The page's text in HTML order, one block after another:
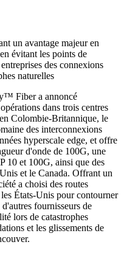
un avantage majeur en
évitant les points de
des connexions
naturelles
Fiber a annoncé
dans trois centres
Colombie-Britannique, le
des interconnexions
hyperscale edge, et offre
d'onde de 100G, une
10 et 100G, ainsi que des
et le Canada. Offrant un
a choisi des routes
États-Unis pour contourner
fournisseurs de
lors de catastrophes
et les glissements de